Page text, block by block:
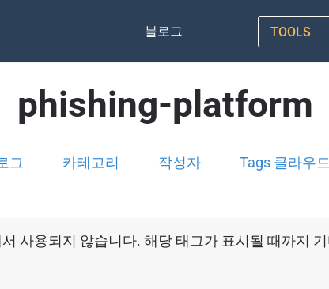
블로그 TOOLS
phishing-platform
그 카테고리 작성자 Tags 클라우드